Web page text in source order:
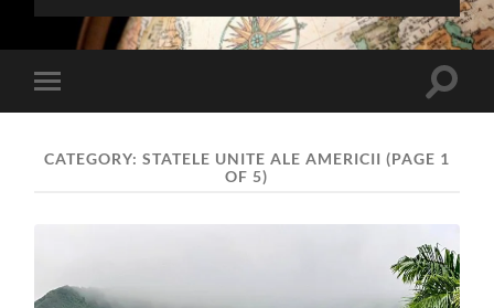
Toggle
mobile
Toggle
CATEGORY: STATELE UNITE ALE AMERICII (PAGE 1
OF 5)